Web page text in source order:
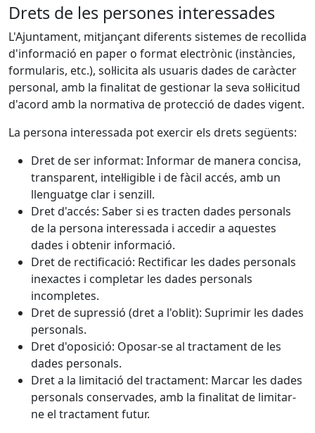
Drets de les persones interessades
L'Ajuntament, mitjançant diferents sistemes de recollida
d'informació en paper o format electrònic (instàncies,
formularis, etc.), sol·licita als usuaris dades de caràcter
personal, amb la finalitat de gestionar la seva sol·licitud
d'acord amb la normativa de protecció de dades vigent.
La persona interessada pot exercir els drets següents:
Dret de ser informat: Informar de manera concisa,
transparent, intel·ligible i de fàcil accés, amb un
llenguatge clar i senzill.
Dret d'accés: Saber si es tracten dades personals
de la persona interessada i accedir a aquestes
dades i obtenir informació.
Dret de rectificació: Rectificar les dades personals
inexactes i completar les dades personals
incompletes.
Dret de supressió (dret a l'oblit): Suprimir les dades
personals.
Dret d'oposició: Oposar-se al tractament de les
dades personals.
Dret a la limitació del tractament: Marcar les dades
personals conservades, amb la finalitat de limitar-
ne el tractament futur.